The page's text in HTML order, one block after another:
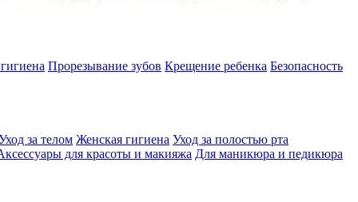
Прорезывание зубов Крещение ребенка Безопасность
за телом Женская гигиена Уход за полостью рта
для красоты и макияжа Для маникюра и педикюра